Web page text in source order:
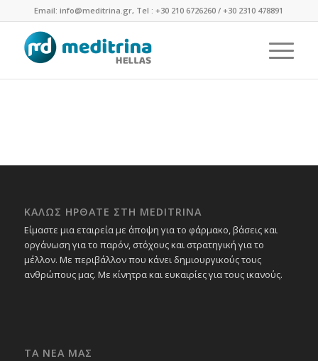
Email: info@meditrina.gr, Tel : +30 210 6726260 / +30 2310 478891
ΚΑΛΩΣ ΗΡΘΑΤΕ ΣΤΗ MEDITRINA
Είμαστε μια εταιρεία με άποψη για το φάρμακο, βάσεις και
οργάνωση για το παρόν, στόχους και στρατηγική για το
μέλλον. Με περιβάλλον που κάνει δημιουργικούς τους
ανθρώπους μας. Με κίνητρα και ευκαιρίες για τους ικανούς.
ΤΑ ΝΕΑ ΜΑΣ